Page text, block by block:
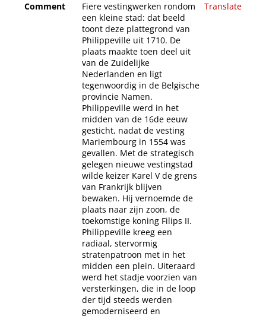
Comment
Fiere vestingwerken rondom
een kleine stad: dat beeld
toont deze plattegrond van
Philippeville uit 1710. De
plaats maakte toen deel uit
van de Zuidelijke
Nederlanden en ligt
tegenwoordig in de Belgische
provincie Namen.
Philippeville werd in het
midden van de 16de eeuw
gesticht, nadat de vesting
Mariembourg in 1554 was
gevallen. Met de strategisch
gelegen nieuwe vestingstad
wilde keizer Karel V de grens
van Frankrijk blijven
bewaken. Hij vernoemde de
plaats naar zijn zoon, de
toekomstige koning Filips II.
Philippeville kreeg een
radiaal, stervormig
stratenpatroon met in het
midden een plein. Uiteraard
werd het stadje voorzien van
versterkingen, die in de loop
der tijd steeds werden
gemoderniseerd en
Translate